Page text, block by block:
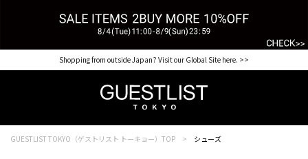
Shopping from outside Japan? Visit our Global Site here. >>
GUESTLIST TOKYO（ゲストリスト トーキョー）TOP シューズ